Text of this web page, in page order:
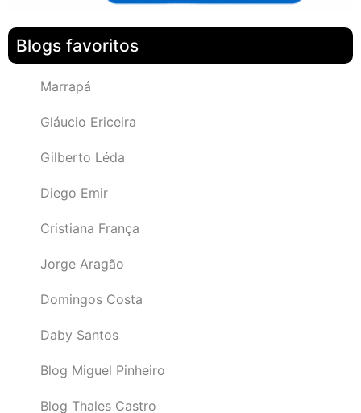
Blogs favoritos
Marrapá
Gláucio Ericeira
Gilberto Léda
Diego Emir
Cristiana França
Jorge Aragão
Domingos Costa
Daby Santos
Blog Miguel Pinheiro
Blog Thales Castro